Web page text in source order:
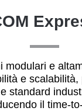
e
e
il time-